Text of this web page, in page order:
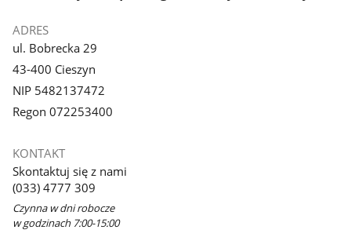
ADRES
ul. Bobrecka 29
43-400 Cieszyn
NIP 5482137472
Regon 072253400
KONTAKT
Skontaktuj się z nami
(033) 4777 309
Czynna w dni robocze
w godzinach 7:00-15:00